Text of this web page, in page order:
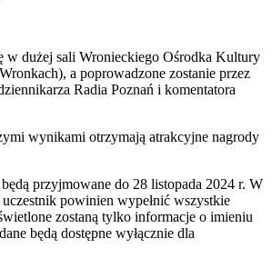
w dużej sali Wronieckiego Ośrodka Kultury
a poprowadzone zostanie przez
Radia Poznań i komentatora
wynikami otrzymają atrakcyjne nagrody
przyjmowane do 28 listopada 2024 r. W
powinien wypełnić wszystkie
zostaną tylko informacje o imieniu
będą dostępne wyłącznie dla